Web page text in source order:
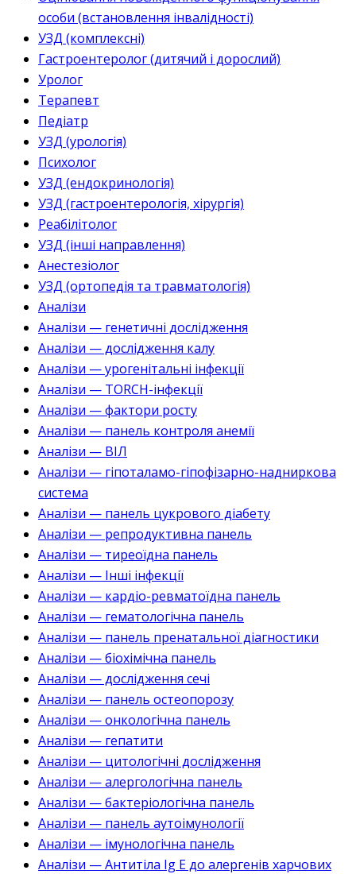
особи (встановлення інвалідності)
УЗД (комплексні)
Гастроентеролог (дитячий і дорослий)
Уролог
Терапевт
Педіатр
УЗД (урологія)
Психолог
УЗД (ендокринологія)
УЗД (гастроентерологія, хірургія)
Реабілітолог
УЗД (інші направлення)
Анестезіолог
УЗД (ортопедія та травматологія)
Аналізи
Аналізи — генетичні дослідження
Аналізи — дослідження калу
Аналізи — урогенітальні інфекції
Аналізи — TORCH-інфекції
Аналізи — фактори росту
Аналізи — панель контроля анемії
Аналізи — ВІЛ
Аналізи — гіпоталамо-гіпофізарно-надниркова
система
Аналізи — панель цукрового діабету
Аналізи — репродуктивна панель
Аналізи — тиреоїдна панель
Аналізи — Інші інфекції
Аналізи — кардіо-ревматоїдна панель
Аналізи — гематологічна панель
Аналізи — панель пренатальної діагностики
Аналізи — біохімічна панель
Аналізи — дослідження сечі
Аналізи — панель остеопорозу
Аналізи — онкологічна панель
Аналізи — гепатити
Аналізи — цитологічні дослідження
Аналізи — алергологічна панель
Аналізи — бактеріологічна панель
Аналізи — панель аутоімунології
Аналізи — імунологічна панель
Аналізи — Антитіла Ig E до алергенів харчових